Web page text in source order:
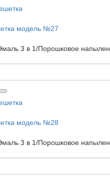
модель №27
3 в 1/Порошковое
модель №28
3 в 1/Порошковое